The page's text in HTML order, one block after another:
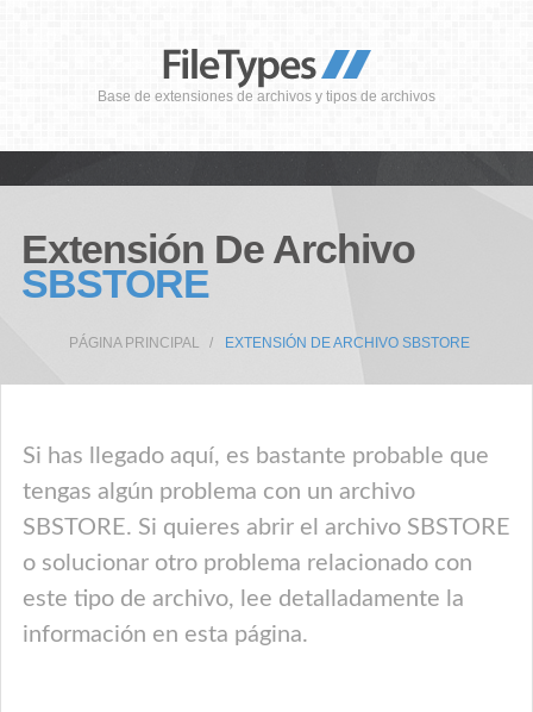
Base de extensiones de archivos y tipos de archivos
Extensión De Archivo
SBSTORE
PÁGINA PRINCIPAL EXTENSIÓN DE ARCHIVO SBSTORE
Si has llegado aquí, es bastante probable que
tengas algún problema con un archivo
SBSTORE. Si quieres abrir el archivo SBSTORE
o solucionar otro problema relacionado con
este tipo de archivo, lee detalladamente la
información en esta página.